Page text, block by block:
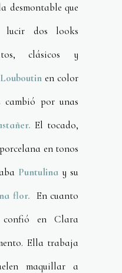
desmontable que
dos looks
clásicos y
Louboutin en color
por unas
El tocado,
en tonos
Puntulinay su
flor. En cuanto
confió en Clara
Ella trabaja
maquillar a